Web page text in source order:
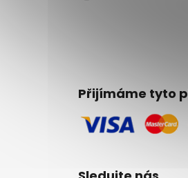
Přijímáme tyto